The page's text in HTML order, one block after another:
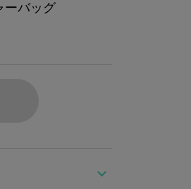
ーバッグ